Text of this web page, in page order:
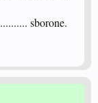
sborone.